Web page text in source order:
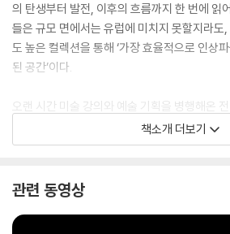
의 탄생부터 발전, 이후의 흐름까지 한 번에 읽
들은 규모 면에서는 유럽에 미치지 못할지라도
도 높은 컬렉션을 통해 ‘가장 효율적으로 인상
된 공간’이다.
오랜 시간 미술 강의와 예술 기획을 병행해온
양학부 교수는 국립서양미술관, 아티존 미술관
술관, 솜포 미술관 등 도쿄 미술관들을 직접 탐
치지 않고, 왜 이 작품들이 도쿄에 존재하게 되
책소개 더보기
관련 동영상